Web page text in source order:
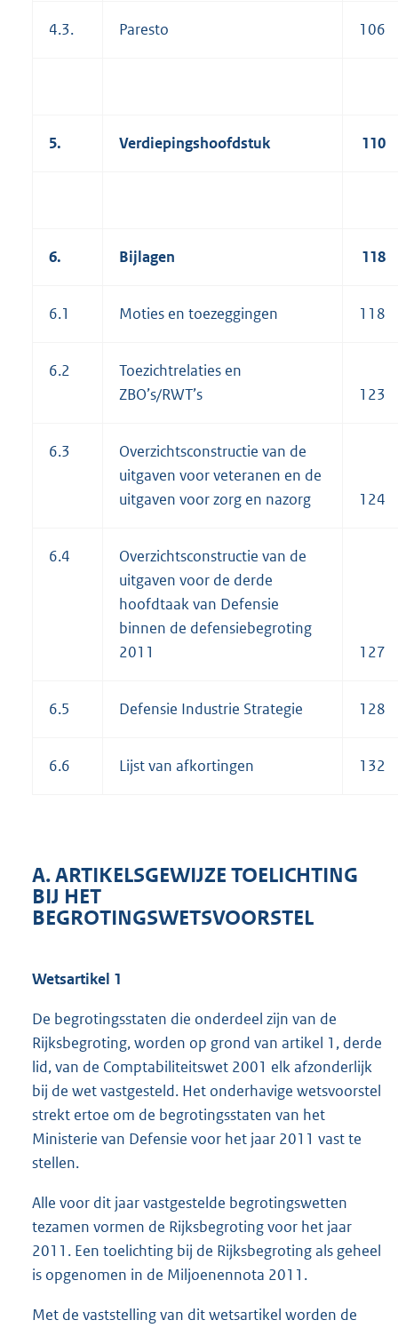
4.3. Paresto 106
5. Verdiepingshoofdstuk 110
6. Bijlagen 118
6.1 Moties en toezeggingen 118
6.2
Toezichtrelaties en
ZBO’s/RWT’s
123
6.3
Overzichtsconstructie van de
uitgaven voor veteranen en de
uitgaven voor zorg en nazorg
124
6.4
Overzichtsconstructie van de
uitgaven voor de derde
hoofdtaak van Defensie
binnen de defensiebegroting
2011
127
6.5 Defensie Industrie Strategie 128
6.6 Lijst van afkortingen 132
A. ARTIKELSGEWIJZE TOELICHTING
BIJ HET
BEGROTINGSWETSVOORSTEL
Wetsartikel 1
De begrotingsstaten die onderdeel zijn van de
Rijksbegroting, worden op grond van artikel 1, derde
lid, van de Comptabiliteitswet 2001 elk afzonderlijk
bij de wet vastgesteld. Het onderhavige wetsvoorstel
strekt ertoe om de begrotingsstaten van het
Ministerie van Defensie voor het jaar 2011 vast te
stellen.
Alle voor dit jaar vastgestelde begrotingswetten
tezamen vormen de Rijksbegroting voor het jaar
2011. Een toelichting bij de Rijksbegroting als geheel
is opgenomen in de Miljoenennota 2011.
Met de vaststelling van dit wetsartikel worden de